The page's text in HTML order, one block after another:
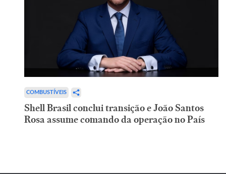
COMBUSTÍVEIS
Shell Brasil conclui transição e João Santos
Rosa assume comando da operação no País